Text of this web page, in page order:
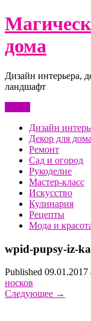
Перейти
к
дома
Дизайн интерьера,
ландшафт
Дизайн
Декор для дома
Ремонт
Сад и огород
Рукоделие
Мастер-класс
Искусство
Кулинария
Рецепты
Мода и
wpid-pupsy-iz-
Published 09.01.2017
носков
Следующее →